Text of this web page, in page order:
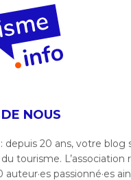
NOUS
depuis 20 ans, votre blog
tourisme. L’association
auteur·es passionné·es